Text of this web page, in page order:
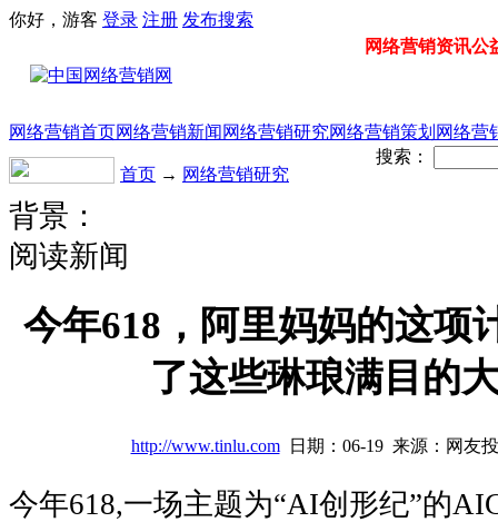
你好，游客 登录 注册 发布搜索
网络营销资讯公
网络营销首页网络营销新闻 网络营销研究网络营销策划 网络营
首页 → 网络营销研究
搜索：
背景：
阅读新闻
今年618，阿里妈妈的这项
了这些琳琅满目的
http://www.tinlu.com日期：06-19 来源：网友
今年618,一场主题为“AI创形纪”的